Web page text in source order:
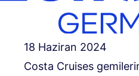
18 Haziran 2024
Costa Cruises